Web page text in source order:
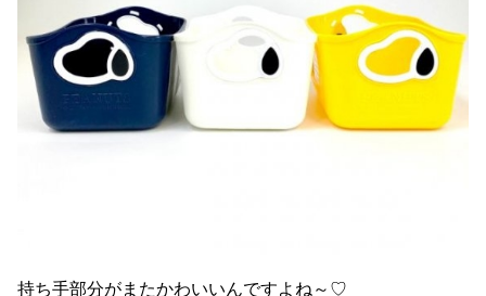
持ち手部分がまたかわいいんですよね～♡